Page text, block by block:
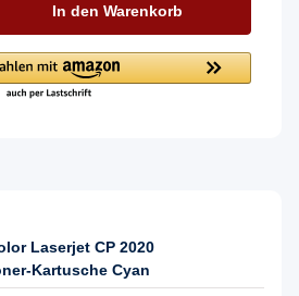
In den Warenkorb
Laserjet CP 2020
Kartusche Cyan